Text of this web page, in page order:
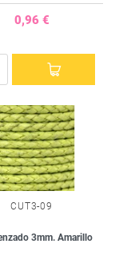
0,96 €
CUT3-09
3mm. Amarillo